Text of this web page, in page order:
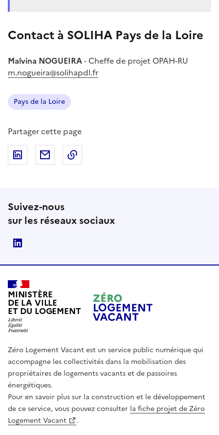
Contact à SOLIHA Pays de la Loire
Malvina NOGUEIRA- Cheffe de projet OPAH-RU
m.nogueira@solihapdl.fr
Pays de la Loire
Partager cette page
Partager sur LinkedIn
Partager par email
Suivez-nous
sur les réseaux sociaux
MINISTÈRE
DE LA VILLE
ET DU LOGEMENT
Zéro Logement Vacant est un service public numérique qui
accompagne les collectivités dans la mobilisation des
propriétaires de logements vacants et de passoires
énergétiques.
Pour en savoir plus sur la construction et le développement
de ce service, vous pouvez consulter
(Ouvre une nouvelle fenêtre)
la fiche projet de Zéro
Logement Vacant
.